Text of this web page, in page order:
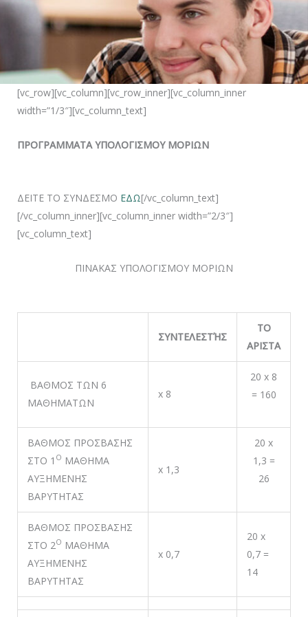
[vc_row][vc_column][vc_row_inner][vc_column_inner
width=”1/3″][vc_column_text]
ΠΡΟΓΡΑΜΜΑΤΑ ΥΠΟΛΟΓΙΣΜΟΥ ΜΟΡΙΩΝ
ΔΕΙΤΕ ΤΟ ΣΥΝΔΕΣΜΟ ΕΔΩ[/vc_column_text]
[/vc_column_inner][vc_column_inner width=”2/3″]
[vc_column_text]
ΠΙΝΑΚΑΣ ΥΠΟΛΟΓΙΣΜΟΥ ΜΟΡΙΩΝ
ΣΥΝΤΕΛΕΣΤΉΣ
ΤΟ
ΑΡΙΣΤΑ
ΒΑΘΜΟΣ ΤΩΝ 6
ΜΑΘΗΜΑΤΩΝ
x 8
20 x 8
= 160
ΒΑΘΜΟΣ ΠΡΟΣΒΑΣΗΣ
ΣΤΟ 1 Ο ΜΑΘΗΜΑ
ΑΥΞΗΜΕΝΗΣ
ΒΑΡΥΤΗΤΑΣ
x 1,3
20 x
1,3 =
26
ΒΑΘΜΟΣ ΠΡΟΣΒΑΣΗΣ
ΣΤΟ 2Ο ΜΑΘΗΜΑ
ΑΥΞΗΜΕΝΗΣ
ΒΑΡΥΤΗΤΑΣ
x 0,7
20 x
0,7 =
14